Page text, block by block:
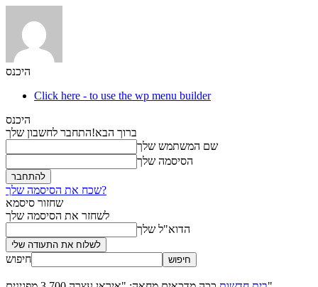
היכנס
Click here - to use the wp menu builder
היכנס
ברוך הבא!התחבר לחשבון שלך
שם המשתמש שלך
הסיסמה שלך
שכח את הסיסמה שלך?
שחזור סיסמא
לשחזר את הסיסמה שלך
הדוא"ל שלך
חיפוש